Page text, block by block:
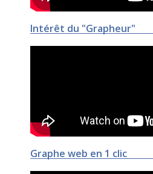
Intérêt du "Grapheur"
Graphe web en 1 clic